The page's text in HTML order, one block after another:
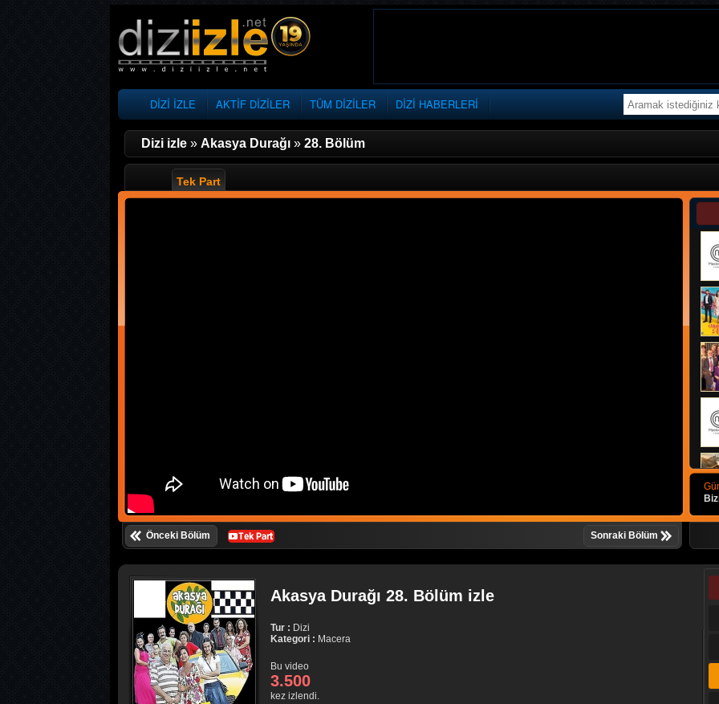
DİZİ İZLE AKTİF DİZİLER TÜM DİZİLER DİZİ HABERLERİ
Dizi izle » Akasya Durağı » 28. Bölüm
Tek Part
Önceki Bölüm Sonraki Bölüm
Akasya Durağı 28. Bölüm izle
Tur : Dizi
Kategori : Macera
Bu video
3.500
kez izlendi.